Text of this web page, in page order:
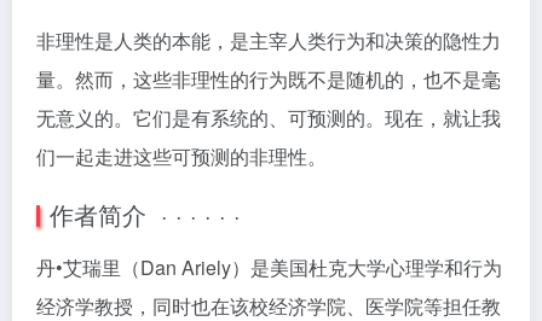
非理性是人类的本能，是主宰人类行为和决策的隐性力
量。然而，这些非理性的行为既不是随机的，也不是毫
无意义的。它们是有系统的、可预测的。现在，就让我
们一起走进这些可预测的非理性。
作者简介 · · · · · ·
丹•艾瑞里（Dan Ariely）是美国杜克大学心理学和行为
经济学教授，同时也在该校经济学院、医学院等担任教